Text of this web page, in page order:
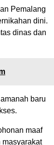
Pemalang
dini.
dinas dan
baru
maaf
masyarakat